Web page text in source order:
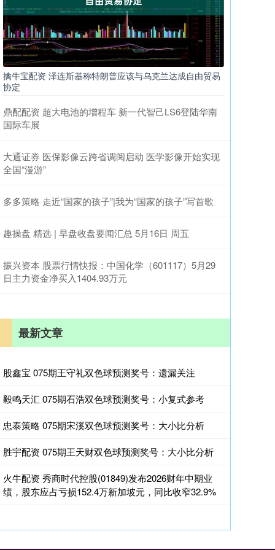
擒牛宝配资 泽连斯基称特朗普应该与乌克兰达成自由贸易
协定
鼎配配资 超大电池的增程车 新一代智己LS6登陆华南
国际车展
大通证券 医保影像云跨省调阅启动 医学影像开始实现
全国“漫游”
多多策略 走近“国家的孩子”|我为“国家的孩子”写首歌
趣操盘 精选 | 早盘收盘要闻汇总 5月16日 周五
振兴资本 股票行情快报：中国化学（601117）5月29
日主力资金净买入1404.93万元
最新文章
股鑫宝 075期王守礼双色球预测奖号：遗漏关注
毅鸣天汇 075期石浩双色球预测奖号：小复式参考
忠泰策略 075期宋溪双色球预测奖号：大小比分析
胜宇配资 075期王天财双色球预测奖号：大小比分析
火牛配资 秀商时代控股(01849)发布2026财年中期业
绩，股东应占亏损152.4万新加坡元，同比收窄32.9%